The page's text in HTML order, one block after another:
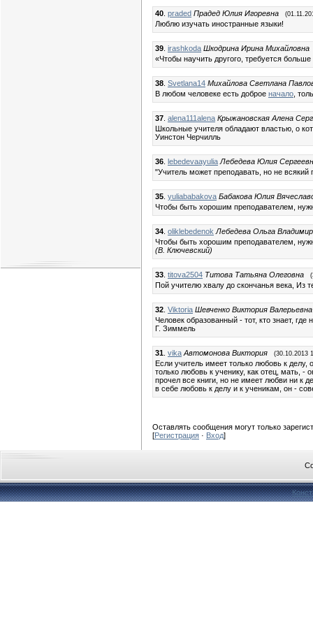
40 praded Прадед Юлия Игоревна
Люблю изучать иностранные языки!
39 irashkoda Шкодрина Ирина Михайловна
«Чтобы научить другого, требуется
38 Svetlana14 Михайлова Светлана
В любом человеке есть доброе начало ,
37 alena111alena Крыжановская Алена
Школьные учителя обладают властью, о
Уинстон Черчилль
36 lebedevaayulia Лебедева Юлия
"Учитель может преподавать, но не
35 yuliababakova Бабакова Юлия
Чтобы быть хорошим преподавателем,
34 oliklebedenok Лебедева Ольга
Чтобы быть хорошим преподавателем,
(В. Ключевский)
33 titova2504 Титова Татьяна Олеговна
Пой учителю хвалу до скончанья века, Из
32 Viktoria Шевченко Виктория Валерьевна
Человек образованный - тот, кто знает, где
Г. Зиммель
31 vika Автомонова Виктория (30.10.2013
Если учитель имеет только любовь к
только любовь к ученику, как отец, мать, -
прочел все книги, но не имеет любви ни к
в себе любовь к делу и к ученикам, он -
Оставлять сообщения могут только
[Регистрация · Вход]